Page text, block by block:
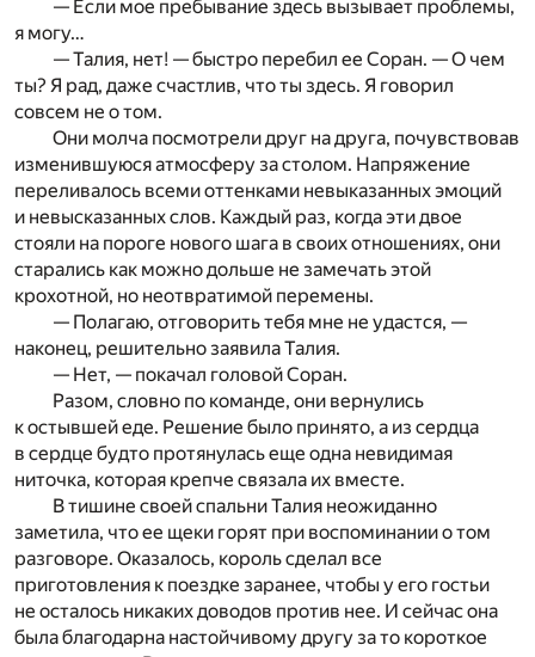
— Если мое пребывание здесь вызывает проблемы,
я могу…
— Талия, нет! — быстро перебил ее Соран. — О чем
ты? Я рад, даже счастлив, что ты здесь. Я говорил
совсем не о том.
Они молча посмотрели друг на друга, почувствовав
изменившуюся атмосферу за столом. Напряжение
переливалось всеми оттенками невыказанных эмоций
и невысказанных слов. Каждый раз, когда эти двое
стояли на пороге нового шага в своих отношениях, они
старались как можно дольше не замечать этой
крохотной, но неотвратимой перемены.
— Полагаю, отговорить тебя мне не удастся, —
наконец, решительно заявила Талия.
— Нет, — покачал головой Соран.
Разом, словно по команде, они вернулись
к остывшей еде. Решение было принято, а из сердца
в сердце будто протянулась еще одна невидимая
ниточка, которая крепче связала их вместе.
В тишине своей спальни Талия неожиданно
заметила, что ее щеки горят при воспоминании о том
разговоре. Оказалось, король сделал все
приготовления к поездке заранее, чтобы у его гостьи
не осталось никаких доводов против нее. И сейчас она
была благодарна настойчивому другу за то короткое